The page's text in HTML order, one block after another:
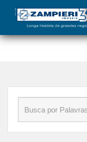
Início»Blog»